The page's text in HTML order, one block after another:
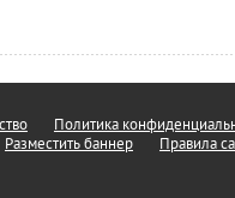
Политика
Разместить баннер Правила